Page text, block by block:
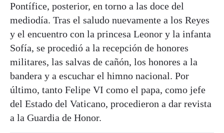
Pontífice, posterior, en torno a las doce del
mediodía. Tras el saludo nuevamente a los Reyes
y el encuentro con la princesa Leonor y la infanta
Sofía, se procedió a la recepción de honores
militares, las salvas de cañón, los honores a la
bandera y a escuchar el himno nacional. Por
último, tanto Felipe VI como el papa, como jefe
del Estado del Vaticano, procedieron a dar revista
a la Guardia de Honor.